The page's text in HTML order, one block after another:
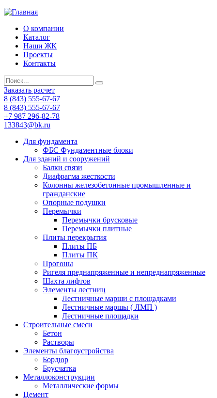
О компании
Каталог
Наши ЖК
Проекты
Контакты
Заказать расчет
8 (843) 555-67-67
8 (843) 555-67-67
+7 987 296-82-78
133843@bk.ru
Для фундамента
ФБС Фундаментные блоки
Для зданий и сооружений
Балки связи
Диафрагма жесткости
Колонны железобетонные промышленные и
гражданские
Опорные подушки
Перемычки
Перемычки брусковые
Перемычки плитные
Плиты перекрытия
Плиты ПБ
Плиты ПК
Прогоны
Ригеля преднапряженные и непреднапряженные
Шахта лифтов
Элементы лестниц
Лестничные марши с площадками
Лестничные маршы ( ЛМП )
Лестничные площадки
Строительные смеси
Бетон
Растворы
Элементы благоустройства
Бордюр
Брусчатка
Металлоконструкции
Металлические формы
Цемент